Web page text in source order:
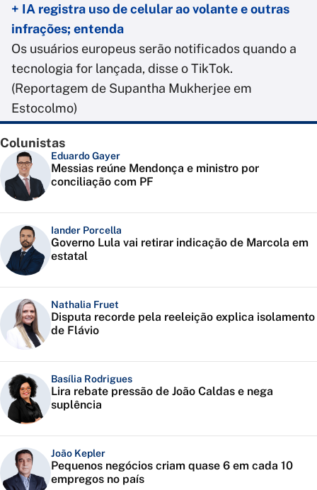
+ IA registra uso de celular ao volante e outras
infrações; entenda
Os usuários europeus serão notificados quando a
tecnologia for lançada, disse o TikTok.
(Reportagem de Supantha Mukherjee em
Estocolmo)
Colunistas
Eduardo Gayer
Messias reúne Mendonça e ministro por
conciliação com PF
Iander Porcella
Governo Lula vai retirar indicação de Marcola em
estatal
Nathalia Fruet
Disputa recorde pela reeleição explica isolamento
de Flávio
Basília Rodrigues
Lira rebate pressão de João Caldas e nega
suplência
João Kepler
Pequenos negócios criam quase 6 em cada 10
empregos no país